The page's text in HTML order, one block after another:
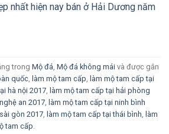
nhất hiện nay bán ở Hải Dương năm
trong Mộ đá, Mộ đá không mái và được gắn
quốc, làm mộ tam cấp, làm mộ tam cấp tại
hà nội 2017, làm mộ tam cấp tại hải phòng
an 2017, làm mộ tam cấp tại ninh bình
gòn 2017, làm mộ tam cấp tại thái bình, làm
tam cấp.